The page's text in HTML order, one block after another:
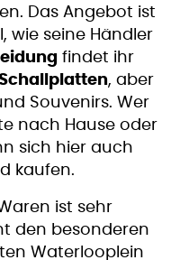
Das Angebot ist
wie seine Händler
findet ihr
, aber
Souvenirs. Wer
nach Hause oder
sich hier auch
kaufen.
ist sehr
den besonderen
Waterlooplein